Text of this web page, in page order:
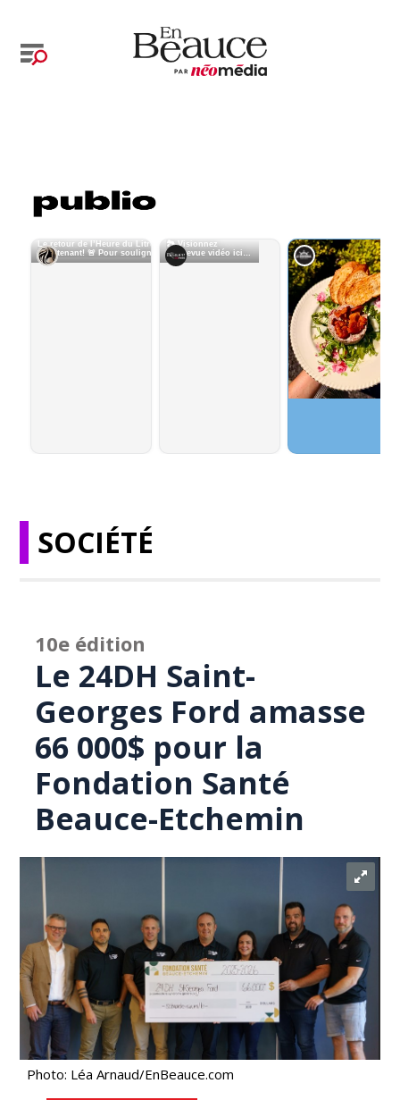
SOCIÉTÉ
10e édition
Le 24DH Saint-
Georges Ford amasse
66 000$ pour la
Fondation Santé
Beauce-Etchemin
Photo: Léa Arnaud/EnBeauce.com